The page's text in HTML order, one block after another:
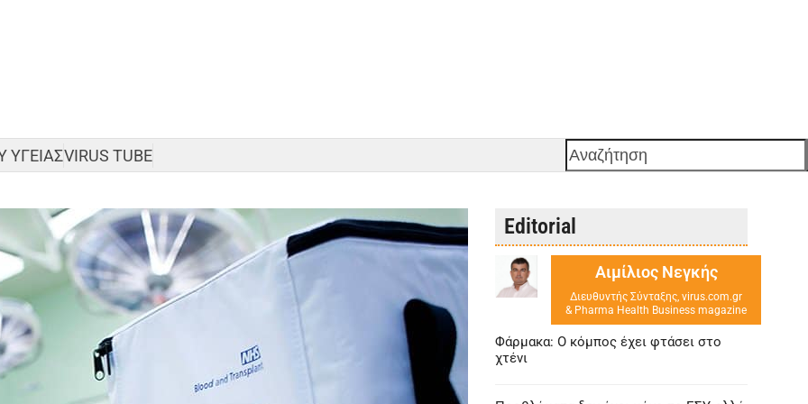
ΥΓΕΙΑΣVIRUS TUBE Αναζήτηση
Editorial
Αιμίλιος Νεγκής
Διευθυντής Σύνταξης, virus.com.gr
& Pharma Health Business magazine
Φάρμακα: Ο κόμπος έχει φτάσει στο
χτένι